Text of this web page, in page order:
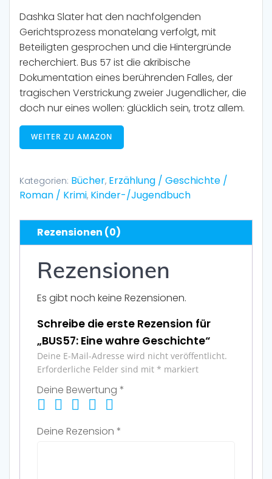
Dashka Slater hat den nachfolgenden
Gerichtsprozess monatelang verfolgt, mit
Beteiligten gesprochen und die Hintergründe
recherchiert. Bus 57 ist die akribische
Dokumentation eines berührenden Falles, der
tragischen Verstrickung zweier Jugendlicher, die
doch nur eines wollen: glücklich sein, trotz allem.
WEITER ZU AMAZON
Kategorien: Bücher, Erzählung / Geschichte /
Roman / Krimi, Kinder-/Jugendbuch
Rezensionen (0)
Rezensionen
Es gibt noch keine Rezensionen.
Schreibe die erste Rezension für
„BUS57: Eine wahre Geschichte“
Deine E-Mail-Adresse wird nicht veröffentlicht.
Erforderliche Felder sind mit * markiert
Deine Bewertung *
Deine Rezension *